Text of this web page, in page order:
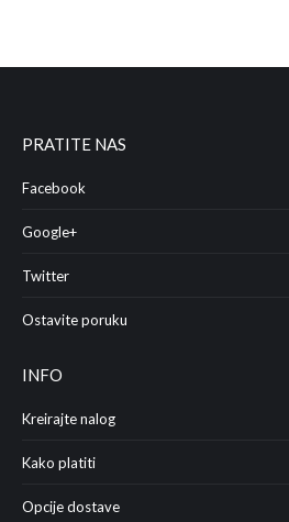
PRATITE NAS
Facebook
Google+
Twitter
Ostavite poruku
INFO
Kreirajte nalog
Kako platiti
Opcije dostave